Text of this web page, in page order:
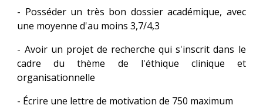
- Posséder un très bon dossier académique, avec
une moyenne d'au moins 3,7/4,3
- Avoir un projet de recherche qui s'inscrit dans le
cadre du thème de l'éthique clinique et
organisationnelle
- Écrire une lettre de motivation de 750 maximum